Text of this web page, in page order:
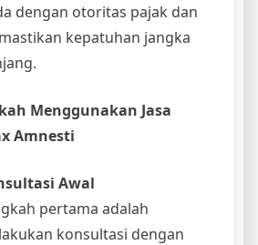
dengan otoritas pajak dan
kepatuhan jangka
Menggunakan Jasa
Amnesti
Awal
pertama adalah
konsultasi dengan